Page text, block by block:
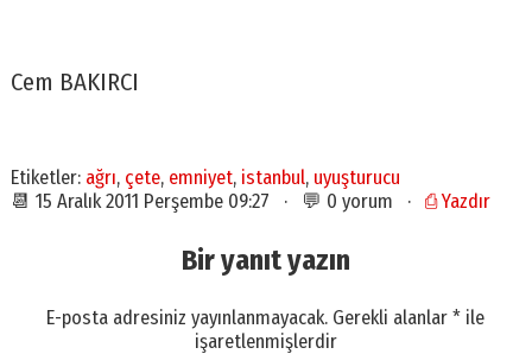
Cem BAKIRCI
Etiketler: ağrı, çete, emniyet, istanbul, uyuşturucu
📆 15 Aralık 2011 Perşembe 09:27 · 💬 0 yorum · ⎙ Yazdır
Bir yanıt yazın
E-posta adresiniz yayınlanmayacak. Gerekli alanlar* ile
işaretlenmişlerdir